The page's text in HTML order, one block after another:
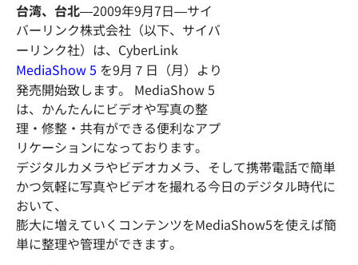
台湾、台北—2009年9月7日—サイ
バーリンク株式会社（以下、サイバ
ーリンク社）は、CyberLink
MediaShow 5 を9月７日（月）より
発売開始致します。 MediaShow 5
は、かんたんにビデオや写真の整
理・修整・共有ができる便利なアプ
リケーションになっております。
デジタルカメラやビデオカメラ、そして携帯電話で簡単
かつ気軽に写真やビデオを撮れる今日のデジタル時代に
おいて、
膨大に増えていくコンテンツをMediaShow5を使えば簡
単に整理や管理ができます。